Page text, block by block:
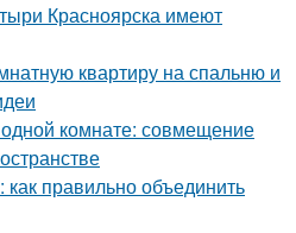
Красноярска имеют
квартиру на спальню и
комнате: совмещение
правильно объединить